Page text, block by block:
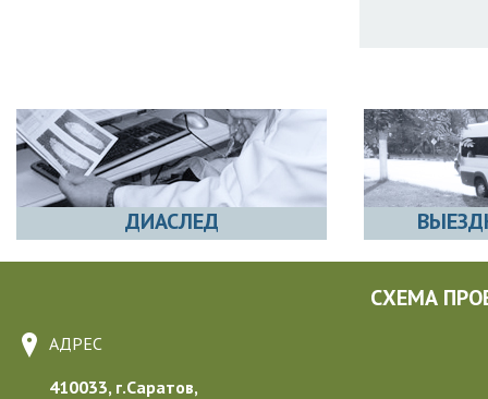
ДИАСЛЕД
АДРЕС
410033, г.Саратов,
СХЕМА